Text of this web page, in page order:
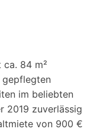
84 m²
im beliebten
2019 zuverlässig
von 900 €